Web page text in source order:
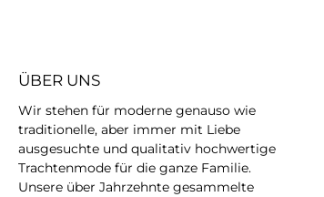
ÜBER UNS
Wir stehen für moderne genauso wie
traditionelle, aber immer mit Liebe
ausgesuchte und qualitativ hochwertige
Trachtenmode für die ganze Familie.
Unsere über Jahrzehnte gesammelte